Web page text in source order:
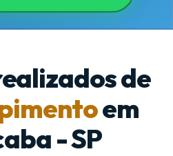
de
em
- SP